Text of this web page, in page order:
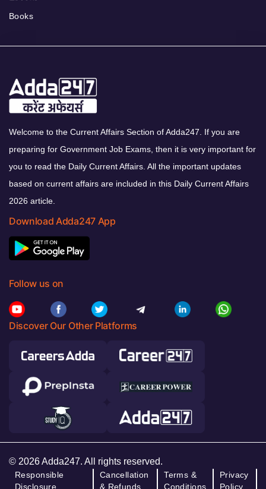
Books
Welcome to the Current Affairs Section of Adda247. If you are
preparing for Government Job Exams, then it is very important for
you to read the Daily Current Affairs. All the important updates
based on current affairs are included in this Daily Current Affairs
2026 article.
Download Adda247 App
Follow us on
Discover Our Other Platforms
© 2026 Adda247. All rights reserved.
Responsible
Disclosure
Cancellation
& Refunds
Terms &
Conditions
Privacy
Policy